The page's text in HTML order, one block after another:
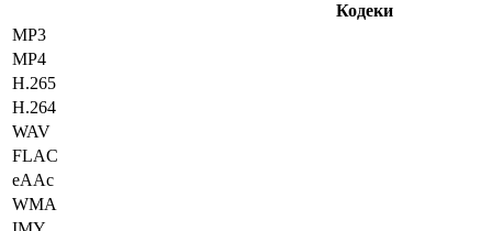
Кодеки
MP3
MP4
H.265
H.264
WAV
FLAC
eAAc
WMA